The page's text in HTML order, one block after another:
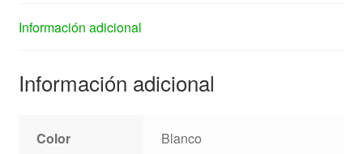
Información adicional
Información adicional
Color Blanco